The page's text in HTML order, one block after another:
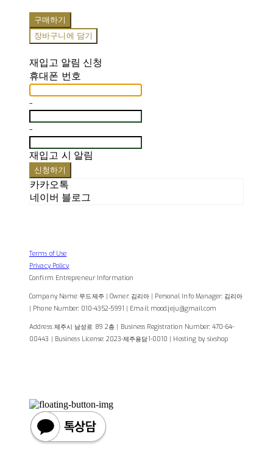
구매하기
장바구니에 담기
재입고 알림 신청
휴대폰 번호
-
-
재입고 시 알림
신청하기
카카오톡
네이버 블로그
Terms of Use
Privacy Policy
Confirm Entrepreneur Information
Company Name: 무드제주 | Owner: 김리아 | Personal Info Manager: 김리아
| Phone Number: 010-4352-5991 | Email: mood.jeju@gmail.com
Address: 제주시 남성로 89 2층 | Business Registration Number: 470-64-
00443 | Business License: 2023-제주용담1-0010 | Hosting by sixshop